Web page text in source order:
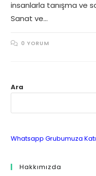
insanlarla tanışma ve
Sanat ve…
0 YORUM
Ara
Whatsapp Grubumuza
Hakkımızda